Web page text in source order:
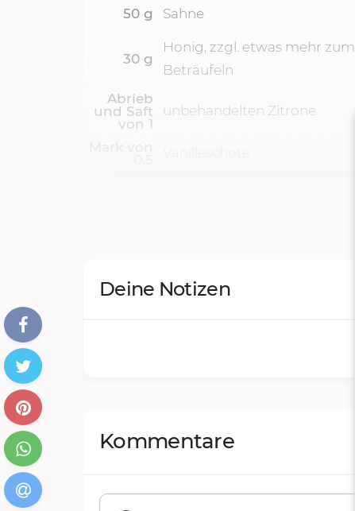
50 g Sahne
30 g
Honig, zzgl. etwas mehr zum
Beträufeln
Abrieb
und Saft
von 1
unbehandelten Zitrone
Deine Notizen
Kommentare